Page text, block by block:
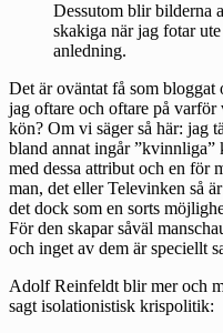
Dessutom blir bilderna
skakiga när jag fotar
anledning.
Det är oväntat få som bloggat
jag oftare och oftare på varför
kön? Om vi säger så här: jag
bland annat ingår ”kvinnliga”
med dessa attribut och en för
man, det eller Televinken så
det dock som en sorts
För den skapar såväl
och inget av dem är speciellt
Adolf Reinfeldt blir mer och
sagt isolationistisk krispolitik: